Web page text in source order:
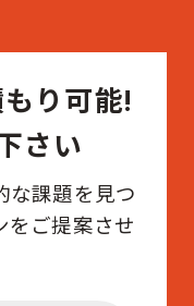
り可能!
さい
な課題を見つ
をご提案させ